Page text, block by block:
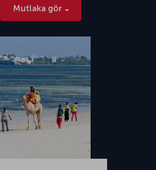
Mutlaka gör